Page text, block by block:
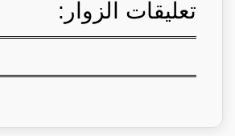
تعليقات الزوار: